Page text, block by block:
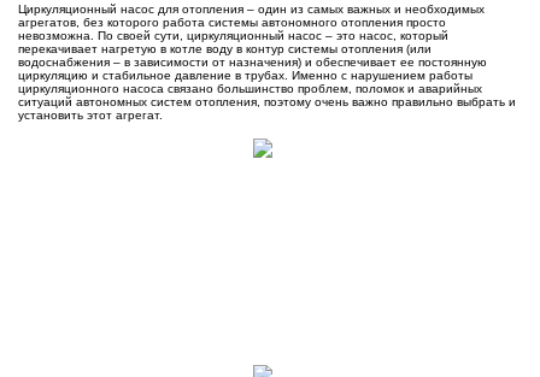
Циркуляционный насос для отопления – один из самых важных и необходимых
агрегатов, без которого работа системы автономного отопления просто
невозможна. По своей сути, циркуляционный насос – это насос, который
перекачивает нагретую в котле воду в контур системы отопления (или
водоснабжения – в зависимости от назначения) и обеспечивает ее постоянную
циркуляцию и стабильное давление в трубах. Именно с нарушением работы
циркуляционного насоса связано большинство проблем, поломок и аварийных
ситуаций автономных систем отопления, поэтому очень важно правильно выбрать и
установить этот агрегат.